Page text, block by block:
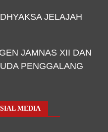
JELAJAH
JAMNAS XII DAN
PENGGALANG
MEDIA